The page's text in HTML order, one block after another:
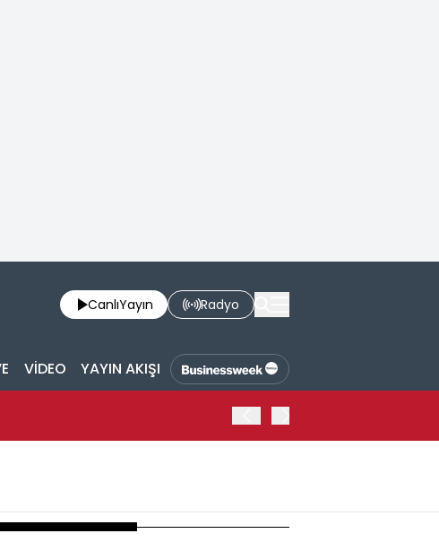
CanlıYayın Radyo
VİDEO YAYIN AKIŞI